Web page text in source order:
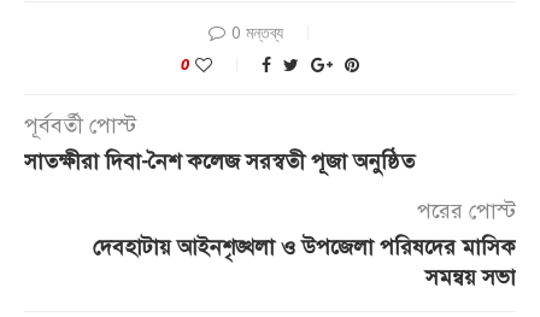
0 মন্তব্য
0
পূর্ববর্তী পোস্ট
সাতক্ষীরা দিবা-নৈশ কলেজ সরস্বতী পূজা অনুষ্ঠিত
পরের পোস্ট
দেবহাটায় আইনশৃঙ্খলা ও উপজেলা পরিষদের মাসিক
সমন্বয় সভা